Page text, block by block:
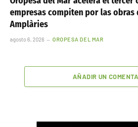
empresas compiten por las obras
Amplàries
agosto 6, 2026 OROPESA DEL MAR
AÑADIR UN